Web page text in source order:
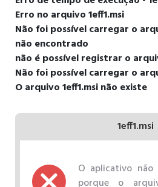
Erro no arquivo 1eff1.msi
Não foi possível carregar o
não encontrado
não é possível registrar o
Não foi possível carregar o
O arquivo 1eff1.msi não existe
1eff1.msi
O aplicativo
porque o